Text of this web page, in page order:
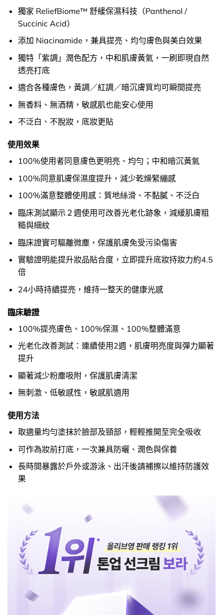
獨家 ReliefBiome™ 舒緩保濕科技（Panthenol /
Succinic Acid）
添加 Niacinamide，兼具提亮、均勻膚色與美白效果
獨特「紫調」潤色配方，中和肌膚黃氣，一刷即現自然
透亮打底
適合各種膚色，黃調／紅調／暗沉膚質均可瞬間提亮
無香料、無酒精，敏感肌也能安心使用
不泛白、不脫妝，底妝更貼
使用效果
100%使用者同意膚色更明亮、均勻；中和暗沉黃氣
100%同意肌膚保濕度提升，減少乾燥緊繃感
100%滿意整體使用感：質地絲滑、不黏膩、不泛白
臨床測試顯示２週使用可改善光老化跡象，減緩肌膚粗
糙與細紋
臨床證實可驅離微塵，保護肌膚免受污染傷害
實驗證明能提升妝品貼合度，立即提升底妝持妝力約4.5
倍
24小時持續提亮，維持一整天的健康光感
臨床驗證
100%提亮膚色、100%保濕、100%整體滿意
光老化改善測試：連續使用2週，肌膚明亮度與彈力顯著
提升
顯著減少粉塵吸附，保護肌膚清潔
無刺激、低敏感性，敏感肌適用
使用方法
取適量均勻塗抹於臉部及頸部，輕輕推開至完全吸收
可作為妝前打底，一次兼具防曬、潤色與保養
長時間暴露於戶外或游泳、出汗後請補擦以維持防護效
果